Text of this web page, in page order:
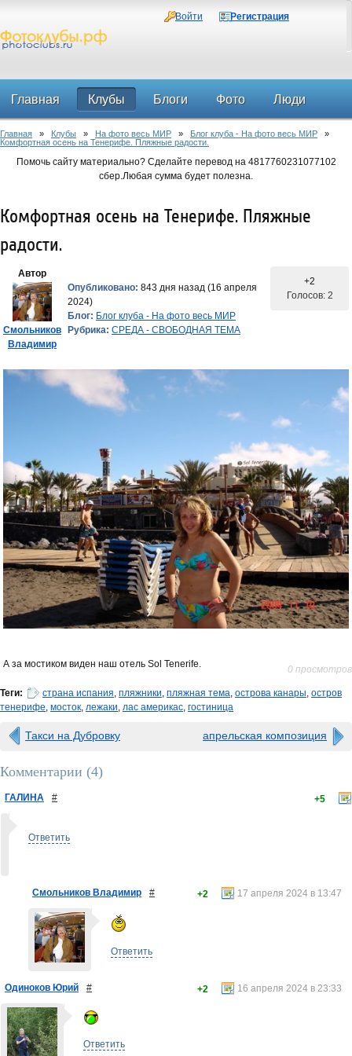
Войти Регистрация
Главная Клубы Блоги Фото Люди
Форум
Главная » Клубы » На фото весь МИР » Блог клуба - На фото весь МИР »
Комфортная осень на Тенерифе. Пляжные радости.
Помочь сайту материально? Сделайте перевод на 4817760231077102
сбер.Любая сумма будет полезна.
Комфортная осень на Тенерифе. Пляжные
радости.
Автор
Смольников
Владимир
Опубликовано: 843 дня назад (16 апреля
2024)
Блог: Блог клуба - На фото весь МИР
Рубрика: СРЕДА - СВОБОДНАЯ ТЕМА
+2
Голосов: 2
А за мостиком виден наш отель Sol Tenerife. 0 просмотров
Теги: страна испания, пляжники, пляжная тема, острова канары, остров
тенерифе, мосток, лежаки, лас америкас, гостиница
Такси на Дубровку апрельская композиция
Комментарии (4)
ГАЛИНА # +5
Ответить
Смольников Владимир # 17 апреля 2024 в 13:47
+2
Ответить
Одиноков Юрий # 16 апреля 2024 в 23:33
+2
Ответить